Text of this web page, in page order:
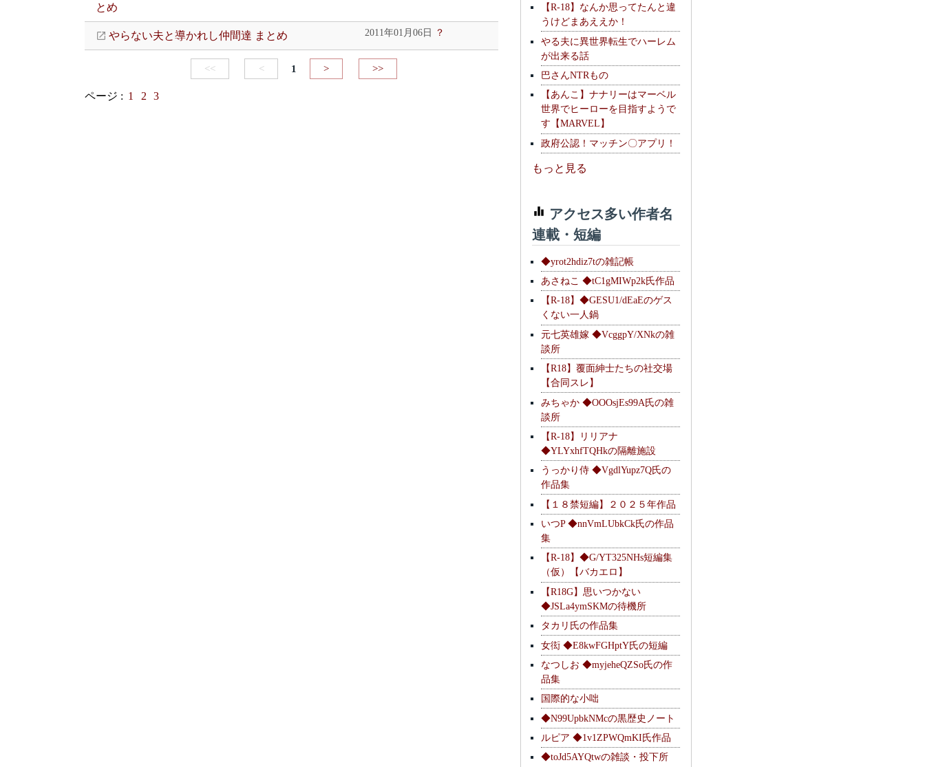
とめ
やらない夫と導かれし仲間達 まとめ 2011年01月06日 ？
<< < 1 > >>
ページ : 1 2 3
【R-18】なんか思ってたんと違
うけどまあええか！
やる夫に異世界転生でハーレム
が出来る話
巴さんNTRもの
【あんこ】ナナリーはマーベル
世界でヒーローを目指すようで
す【MARVEL】
政府公認！マッチン〇アプリ！
もっと見る
アクセス多い作者名
連載・短編
◆yrot2hdiz7tの雑記帳
あさねこ ◆tC1gMIWp2k氏作品
【R-18】◆GESU1/dEaEのゲス
くない一人鍋
元七英雄嫁 ◆VcggpY/XNkの雑
談所
【R18】覆面紳士たちの社交場
【合同スレ】
みちゃか ◆OOOsjEs99A氏の雑
談所
【R-18】リリアナ
◆YLYxhfTQHkの隔離施設
うっかり侍 ◆VgdlYupz7Q氏の
作品集
【１８禁短編】２０２５年作品
いつP ◆nnVmLUbkCk氏の作品
集
【R-18】◆G/YT325NHs短編集
（仮）【バカエロ】
【R18G】思いつかない
◆JSLa4ymSKMの待機所
タカリ氏の作品集
女衒 ◆E8kwFGHptY氏の短編
なつしお ◆myjeheQZSo氏の作
品集
国際的な小咄
◆N99UpbkNMcの黒歴史ノート
ルピア ◆1v1ZPWQmKI氏作品
◆toJd5AYQtwの雑談・投下所